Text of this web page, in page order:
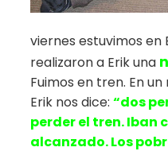
viernes estuvimos en
realizaron a Erik una
Fuimos en tren. En
Erik nos dice: “dos
perder el tren. Iban
alcanzado. Los